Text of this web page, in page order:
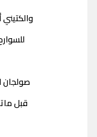
صولجان
قبل